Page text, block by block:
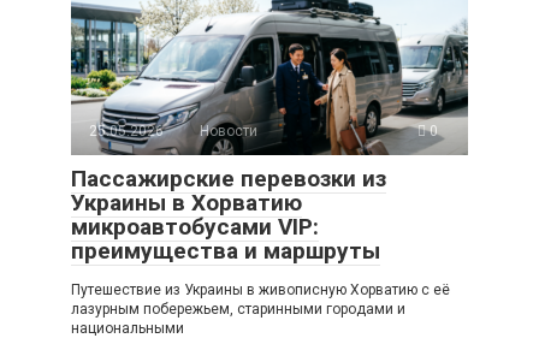
25.05.2026 Новости 0
Пассажирские перевозки из
Украины в Хорватию
микроавтобусами VIP:
преимущества и маршруты
Путешествие из Украины в живописную Хорватию с её
лазурным побережьем, старинными городами и
национальными